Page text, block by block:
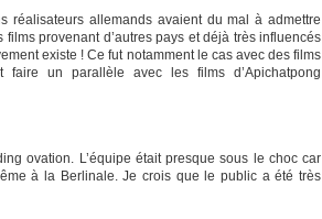
réalisateurs allemands avaient du mal à admettre
films provenant d’autres pays et déjà très influencés
existe ! Ce fut notamment le cas avec des films
faire un parallèle avec les films d’Apichatpong
ovation. L’équipe était presque sous le choc car
à la Berlinale. Je crois que le public a été très